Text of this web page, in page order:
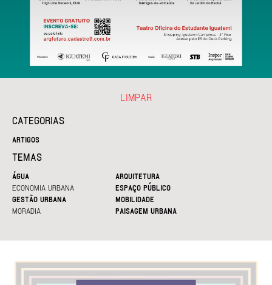
CATEGORIAS
ARTIGOS
TEMAS
ÁGUA
ARQUITETURA
ECONOMIA URBANA
ESPAÇO PÚBLICO
GESTÃO URBANA
MOBILIDADE
MORADIA
PAISAGEM URBANA
LIMPAR